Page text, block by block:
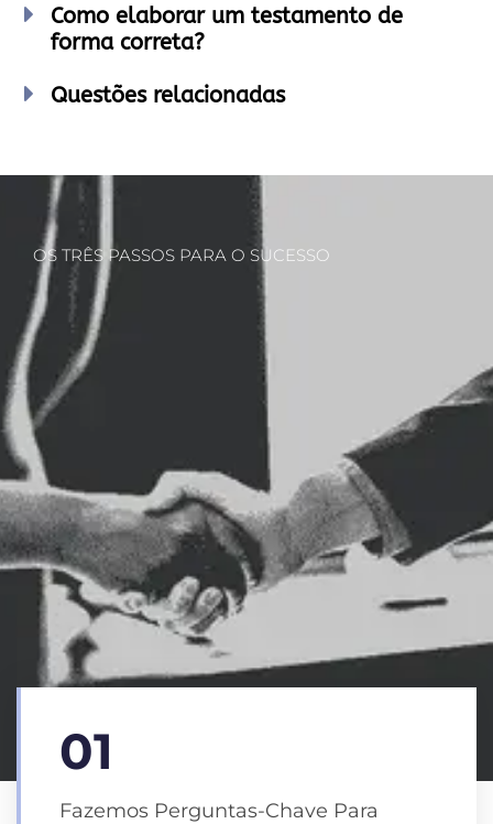
Como elaborar um testamento de
forma correta?
Questões relacionadas
OS TRÊS PASSOS PARA O SUCESSO
01
Fazemos Perguntas-Chave Para